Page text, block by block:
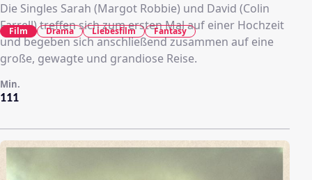
Die Singles Sarah (Margot Robbie) und David (Colin
Farrell) treffen sich zum ersten Mal auf einer Hochzeit
und begeben sich anschließend zusammen auf eine
große, gewagte und grandiose Reise.
111
Min.
Film Drama Liebesfilm Fantasy